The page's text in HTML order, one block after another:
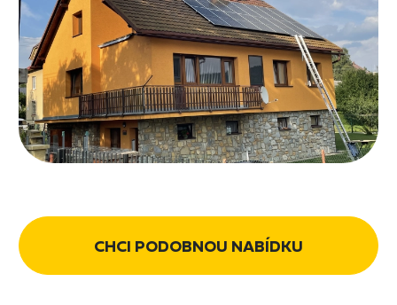
CHCI PODOBNOU NABÍDKU